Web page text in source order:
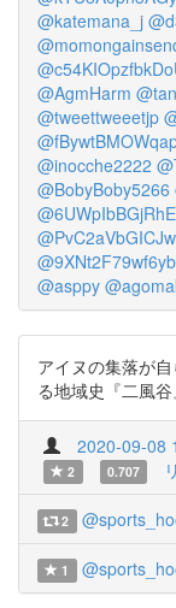
@katemana_j
@AgmHarm
@tweettweeetjp
@inocche2222
@BobyBoby5266
@asppy
アイヌの集落が
る地域史『二風
2020-09-08
2
0.707
2
1